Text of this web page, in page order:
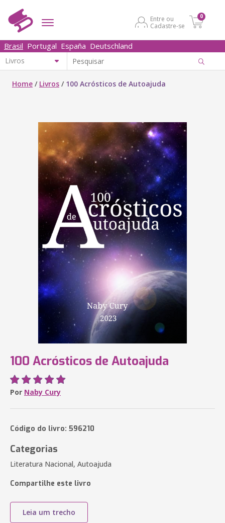
Entre ou
Cadastre-se
0
Brasil Portugal España Deutschland
Home / Livros / 100 Acrósticos de Autoajuda
100 Acrósticos de Autoajuda
Por Naby Cury
Código do livro: 596210
Categorias
Literatura Nacional, Autoajuda
Compartilhe este livro
Leia um trecho